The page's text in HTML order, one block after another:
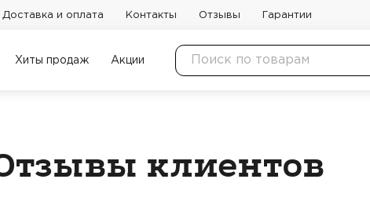
Доставка и оплата Контакты Отзывы Гарантии
Хиты продаж Акции
клиентов